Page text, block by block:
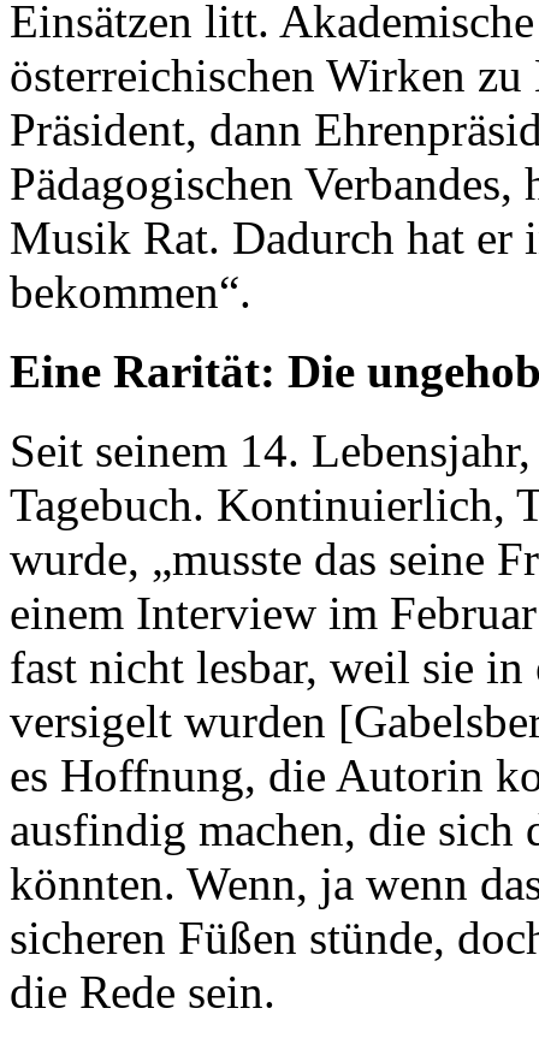
Einsätzen litt.
österreichischen Wirken
Präsident, dann
Pädagogischen
Musik Rat. Dadurch hat er
bekommen“.
Eine Rarität: Die
Seit seinem 14.
Tagebuch. Kontinuierlich,
wurde, „musste das seine
einem Interview im
fast nicht lesbar, weil sie
versigelt wurden
es Hoffnung, die Autorin
ausfindig machen, die sich
könnten. Wenn, ja wenn
sicheren Füßen stünde,
die Rede sein.